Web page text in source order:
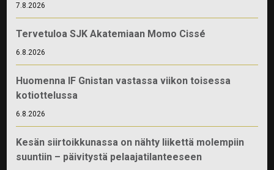
7.8.2026
Tervetuloa SJK Akatemiaan Momo Cissé
6.8.2026
Huomenna IF Gnistan vastassa viikon toisessa
kotiottelussa
6.8.2026
Kesän siirtoikkunassa on nähty liikettä molempiin
suuntiin – päivitystä pelaajatilanteeseen